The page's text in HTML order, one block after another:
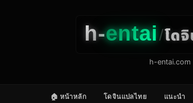
h-entai/โด
h-entai.com
🏠 หน้าหลัก โดจินแปลไทย แนะนำ